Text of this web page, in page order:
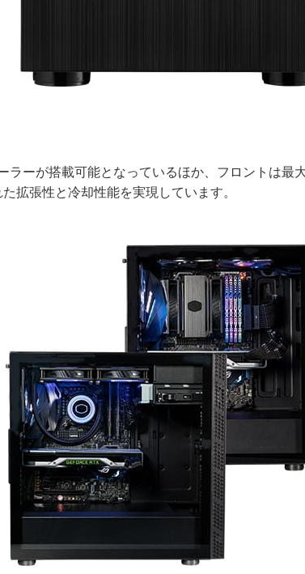
ラーが搭載可能となっているほか、フロントは最
拡張性と冷却性能を実現しています。